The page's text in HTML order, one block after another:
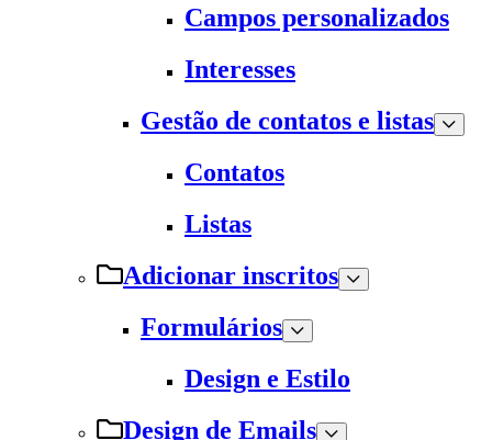
Campos personalizados
Interesses
Gestão de contatos e listas
Contatos
Listas
Adicionar inscritos
Formulários
Design e Estilo
Design de Emails